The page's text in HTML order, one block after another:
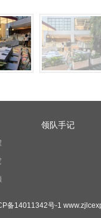
领队手记
备14011342号-1